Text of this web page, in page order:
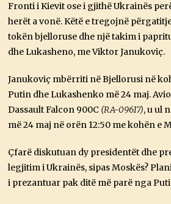
2
4
Fronti i Kievit ose i gjithë Ukrainës
herët a vonë. Këtë e tregojnë
tokën bjelloruse dhe një takim i
dhe Lukasheno, me Viktor Janukoviç.
Janukoviç mbërriti në Bjellorusi në
Putin dhe Lukashenko më 24 maj.
Dassault Falcon 900C (RA-09617), u ul
më 24 maj në orën 12:50 me kohën e
Çfarë diskutuan dy presidentët dhe
legjitim i Ukrainës, sipas Moskës?
i prezantuar pak ditë më parë nga